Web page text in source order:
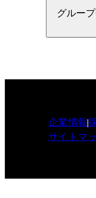
グルー
企業情報
サイトマ